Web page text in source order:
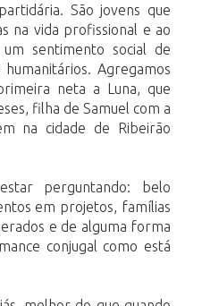
São jovens que
na vida profissional e ao
sentimento social de
Agregamos
neta a Luna, que
filha de Samuel com a
na cidade de Ribeirão
perguntando: belo
em projetos, famílias
e de alguma forma
conjugal como está